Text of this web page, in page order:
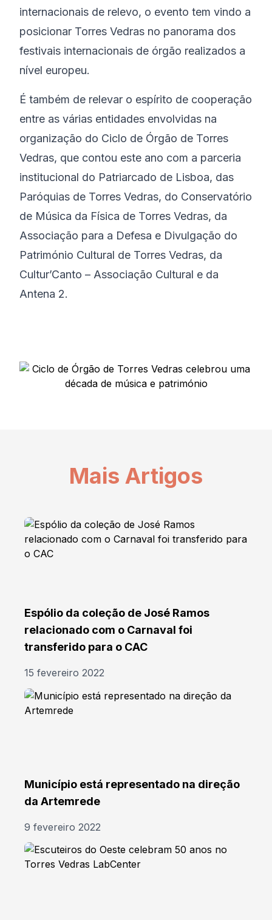
internacionais de relevo, o evento tem vindo a
posicionar Torres Vedras no panorama dos
festivais internacionais de órgão realizados a
nível europeu.
É também de relevar o espírito de cooperação
entre as várias entidades envolvidas na
organização do Ciclo de Órgão de Torres
Vedras, que contou este ano com a parceria
institucional do Patriarcado de Lisboa, das
Paróquias de Torres Vedras, do Conservatório
de Música da Física de Torres Vedras, da
Associação para a Defesa e Divulgação do
Património Cultural de Torres Vedras, da
Cultur’Canto – Associação Cultural e da
Antena 2.
Mais Artigos
Espólio da coleção de José Ramos
relacionado com o Carnaval foi
transferido para o CAC
15 fevereiro 2022
Município está representado na direção
da Artemrede
9 fevereiro 2022